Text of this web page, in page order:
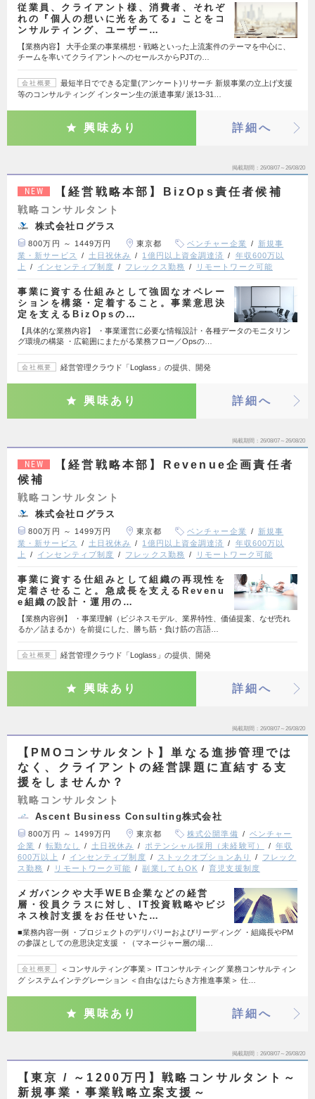
従業員、クライアント様、消費者、それぞ
れの『個人の想いに光をあてる』ことをコ
ンサルティング、ユーザー…
【業務内容】 大手企業の事業構想・戦略といった上流案件のテーマを中心に、
チームを率いてクライアントへのセールスからPJTの…
会社概要
最短半日でできる定量(アンケート)リサーチ 新規事業の立上げ支援
等のコンサルティング インターン生の派遣事業/ 派13-31…
興味あり 詳細へ
掲載期間 26/08/07～26/08/20
NEW 【経営戦略本部】BizOps責任者候補
戦略コンサルタント
株式会社ログラス
800万円 ～ 1449万円 東京都 ベンチャー企業
新規事
業・新サービス
土日祝休み 1億円以上資金調達済
年収600万以
上
インセンティブ制度 フレックス勤務 リモートワーク可能
事業に資する仕組みとして強固なオペレー
ションを構築・定着すること。事業意思決
定を支えるBizOpsの…
【具体的な業務内容】 ・事業運営に必要な情報設計・各種データのモニタリン
グ環境の構築 ・広範囲にまたがる業務フロー／Opsの…
会社概要 経営管理クラウド「Loglass」の提供、開発
興味あり 詳細へ
掲載期間 26/08/07～26/08/20
NEW
【経営戦略本部】Revenue企画責任者
候補
戦略コンサルタント
株式会社ログラス
800万円 ～ 1499万円 東京都 ベンチャー企業
新規事
業・新サービス
土日祝休み 1億円以上資金調達済
年収600万以
上
インセンティブ制度 フレックス勤務 リモートワーク可能
事業に資する仕組みとして組織の再現性を
定着させること。急成長を支えるRevenu
e組織の設計・運用の…
【業務内容例】 ・事業理解（ビジネスモデル、業界特性、価値提案、なぜ売れ
るか／詰まるか）を前提にした、勝ち筋・負け筋の言語…
会社概要 経営管理クラウド「Loglass」の提供、開発
興味あり 詳細へ
掲載期間 26/08/07～26/08/20
【PMOコンサルタント】単なる進捗管理では
なく、クライアントの経営課題に直結する支
援をしませんか？
戦略コンサルタント
Ascent Business Consulting株式会社
800万円 ～ 1499万円 東京都 株式公開準備
ベンチャー
企業
転勤なし 土日祝休み ポテンシャル採用（未経験可）
年収
600万以上
インセンティブ制度 ストックオプションあり
フレック
ス勤務
リモートワーク可能 副業してもOK 育児支援制度
メガバンクや大手WEB企業などの経営
層・役員クラスに対し、IT投資戦略やビジ
ネス検討支援をお任せいた…
■業務内容一例 ・プロジェクトのデリバリーおよびリーディング ・組織長やPM
の参謀としての意思決定支援 ・（マネージャー層の場…
会社概要
＜コンサルティング事業＞ ITコンサルティング 業務コンサルティン
グ システムインテグレーション ＜自由なはたらき方推進事業＞ 仕…
興味あり 詳細へ
掲載期間 26/08/07～26/08/20
【東京 / ～1200万円】戦略コンサルタント～
新規事業・事業戦略立案支援～